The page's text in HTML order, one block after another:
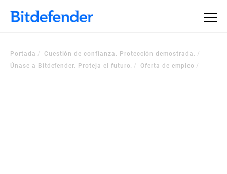
Portada
Cuestión de confianza. Protección demostrada.
Únase a Bitdefender. Proteja el futuro.
Oferta de empleo